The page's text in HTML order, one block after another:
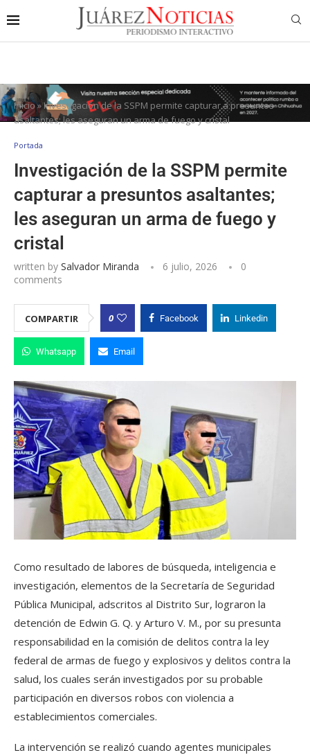
Inicio»Investigación de la SSPM permite capturar a presuntos
asaltantes; les aseguran un arma de fuego y cristal
Portada
Investigación de la SSPM permite
capturar a presuntos asaltantes;
les aseguran un arma de fuego y
cristal
written by Salvador Miranda 6 julio, 2026
0
comments
COMPARTIR 0 Facebook Linkedin
Whatsapp Email
Como resultado de labores de búsqueda, inteligencia e
investigación, elementos de la Secretaría de Seguridad
Pública Municipal, adscritos al Distrito Sur, lograron la
detención de Edwin G. Q. y Arturo V. M., por su presunta
responsabilidad en la comisión de delitos contra la ley
federal de armas de fuego y explosivos y delitos contra la
salud, los cuales serán investigados por su probable
participación en diversos robos con violencia a
establecimientos comerciales.
La intervención se realizó cuando agentes municipales